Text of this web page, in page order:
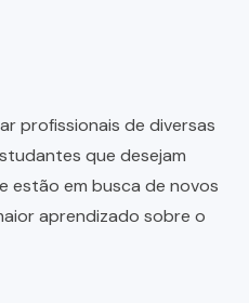
profissionais de diversas
que desejam
estão em busca de novos
aprendizado sobre o